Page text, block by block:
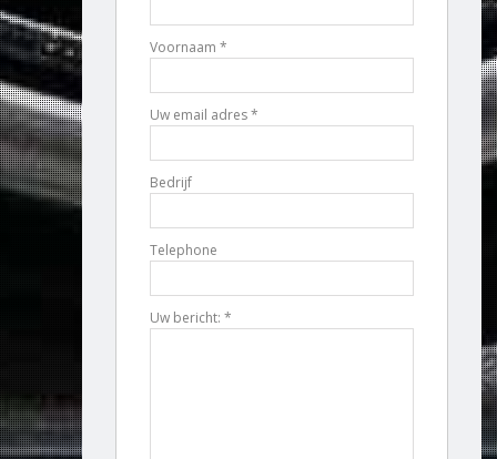
Voornaam *
Uw email adres *
Bedrijf
Telephone
Uw bericht: *